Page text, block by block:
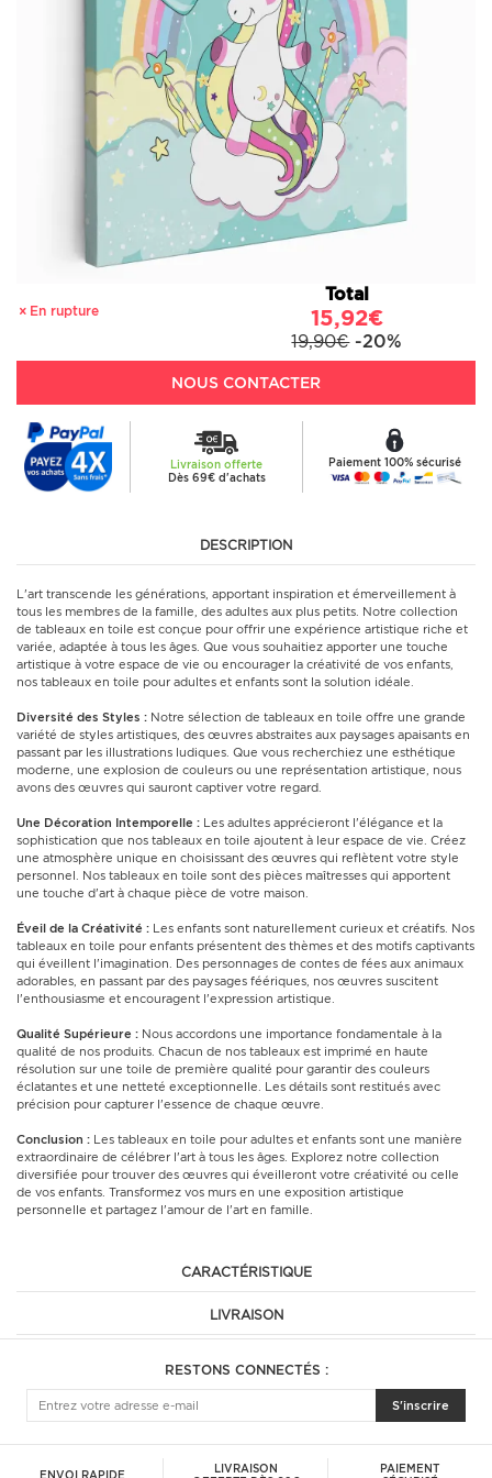
En rupture
Total
15,92€
19,90€ -20%
NOUS CONTACTER
Livraison offerte
Dès 69€ d'achats
Paiement 100% sécurisé
DESCRIPTION
L'art transcende les générations, apportant inspiration et émerveillement à
tous les membres de la famille, des adultes aux plus petits. Notre collection
de tableaux en toile est conçue pour offrir une expérience artistique riche et
variée, adaptée à tous les âges. Que vous souhaitiez apporter une touche
artistique à votre espace de vie ou encourager la créativité de vos enfants,
nos tableaux en toile pour adultes et enfants sont la solution idéale.
Diversité des Styles : Notre sélection de tableaux en toile offre une grande
variété de styles artistiques, des œuvres abstraites aux paysages apaisants en
passant par les illustrations ludiques. Que vous recherchiez une esthétique
moderne, une explosion de couleurs ou une représentation artistique, nous
avons des œuvres qui sauront captiver votre regard.
Une Décoration Intemporelle : Les adultes apprécieront l'élégance et la
sophistication que nos tableaux en toile ajoutent à leur espace de vie. Créez
une atmosphère unique en choisissant des œuvres qui reflètent votre style
personnel. Nos tableaux en toile sont des pièces maîtresses qui apportent
une touche d'art à chaque pièce de votre maison.
Éveil de la Créativité : Les enfants sont naturellement curieux et créatifs. Nos
tableaux en toile pour enfants présentent des thèmes et des motifs captivants
qui éveillent l'imagination. Des personnages de contes de fées aux animaux
adorables, en passant par des paysages féériques, nos œuvres suscitent
l'enthousiasme et encouragent l'expression artistique.
Qualité Supérieure : Nous accordons une importance fondamentale à la
qualité de nos produits. Chacun de nos tableaux est imprimé en haute
résolution sur une toile de première qualité pour garantir des couleurs
éclatantes et une netteté exceptionnelle. Les détails sont restitués avec
précision pour capturer l'essence de chaque œuvre.
Conclusion : Les tableaux en toile pour adultes et enfants sont une manière
extraordinaire de célébrer l'art à tous les âges. Explorez notre collection
diversifiée pour trouver des œuvres qui éveilleront votre créativité ou celle
de vos enfants. Transformez vos murs en une exposition artistique
personnelle et partagez l'amour de l'art en famille.
CARACTÉRISTIQUE
LIVRAISON
RESTONS CONNECTÉS :
S'inscrire
ENVOI RAPIDE
LIVRAISON
PAIEMENT